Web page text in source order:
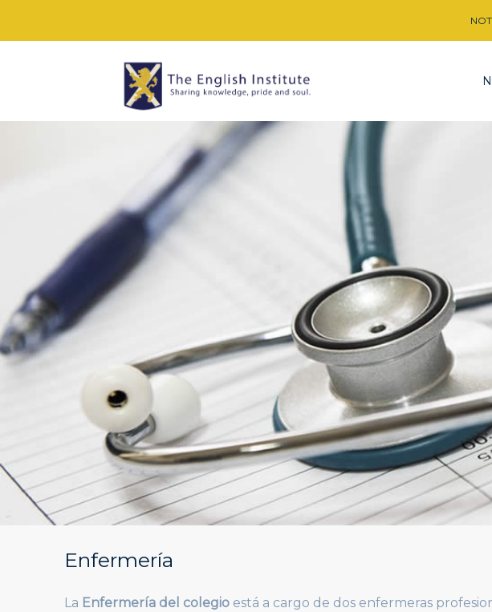
Enfermería
La Enfermería del colegio está a cargo de dos enfermeras